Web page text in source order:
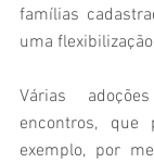
famílias
uma
Várias
encontros, que
exemplo, por